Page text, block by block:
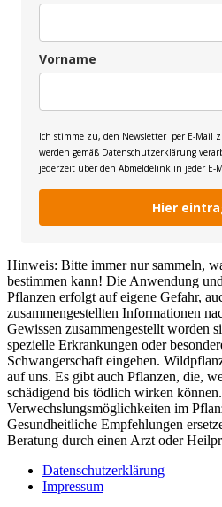
Vorname
Ich stimme zu, den Newsletter per E-Mail
werden gemäß Datenschutzerklärung
jederzeit über den Abmeldelink in jeder E-
Hier
Hinweis: Bitte immer nur sammeln,
bestimmen kann! Die Anwendung
Pflanzen erfolgt auf eigene Gefahr,
zusammengestellten Informationen
Gewissen zusammengestellt worden
spezielle Erkrankungen oder
Schwangerschaft eingehen.
auf uns. Es gibt auch Pflanzen, die,
schädigend bis tödlich wirken
Verwechslungsmöglichkeiten im
Gesundheitliche Empfehlungen
Beratung durch einen Arzt oder
Datenschutzerklärung
Impressum